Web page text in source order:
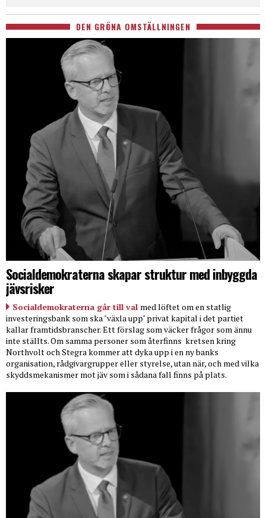
DEN GRÖNA OMSTÄLLNINGEN
Socialdemokraterna skapar struktur med inbyggda
jävsrisker
Socialdemokraterna går till val med löftet om en statlig
investeringsbank som ska "växla upp" privat kapital i det partiet
kallar framtidsbranscher. Ett förslag som väcker frågor som ännu
inte ställts. Om samma personer som återfinns kretsen kring
Northvolt och Stegra kommer att dyka upp i en ny banks
organisation, rådgivargrupper eller styrelse, utan när, och med vilka
skyddsmekanismer mot jäv som i sådana fall finns på plats.